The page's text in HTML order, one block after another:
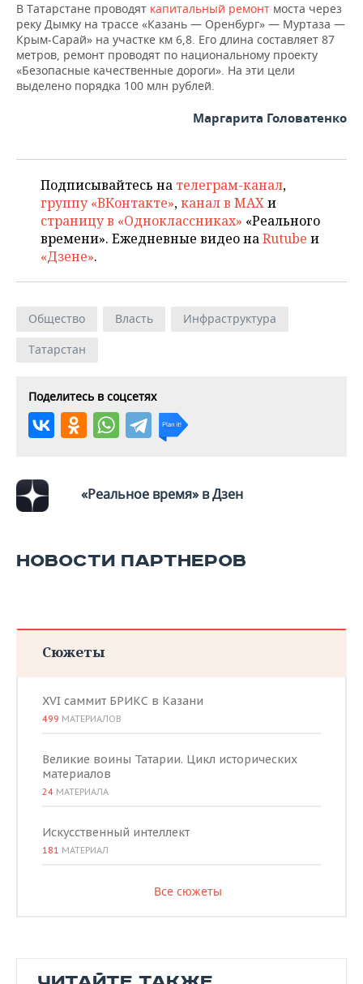
В Татарстане проводят капитальный ремонт моста через
реку Дымку на трассе «Казань — Оренбург» — Муртаза —
Крым-Сарай» на участке км 6,8. Его длина составляет 87
метров, ремонт проводят по национальному проекту
«Безопасные качественные дороги». На эти цели
выделено порядка 100 млн рублей.
Маргарита Головатенко
Подписывайтесь на телеграм-канал,
группу «ВКонтакте»,канал в MAXи
страницу в «Одноклассниках» «Реального
времени». Ежедневные видео наRutube и
«Дзене».
Общество Власть
Инфраструктура
Татарстан
Поделитесь в соцсетях
«Реальное время» в Дзен
НОВОСТИ ПАРТНЕРОВ
Сюжеты
XVI саммит БРИКС в Казани
499 МАТЕРИАЛОВ
Великие воины Татарии. Цикл исторических
материалов
24 МАТЕРИАЛА
Искусственный интеллект
181 МАТЕРИАЛ
Все сюжеты